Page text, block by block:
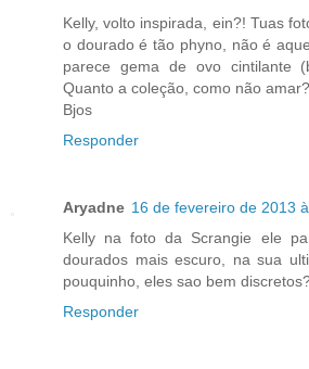
Kelly, volto inspirada, ein?! Tuas
o dourado é tão phyno, não é
parece gema de ovo cintilante
Quanto a coleção, como não
Bjos
Responder
Aryadne 16 de fevereiro de 2013
Kelly na foto da Scrangie ele
dourados mais escuro, na sua
pouquinho, eles sao bem
Responder